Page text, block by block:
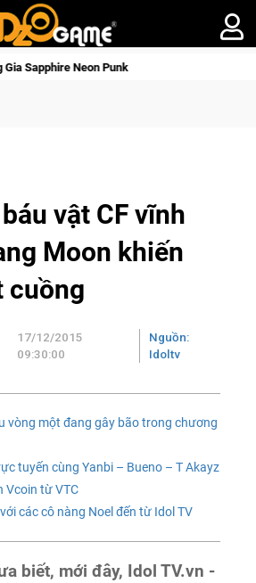
Garena hợp tác cùng Pocketpair đưa bom
vật CF vĩnh
Moon khiến
cuồng
17/12/2015
09:30:00
Nguồn:
Idoltv
vòng một đang gây bão trong chương
tuyến cùng Yanbi – Bueno – T Akayz
Vcoin từ VTC
các cô nàng Noel đến từ Idol TV
biết, mới đây, Idol TV.vn -